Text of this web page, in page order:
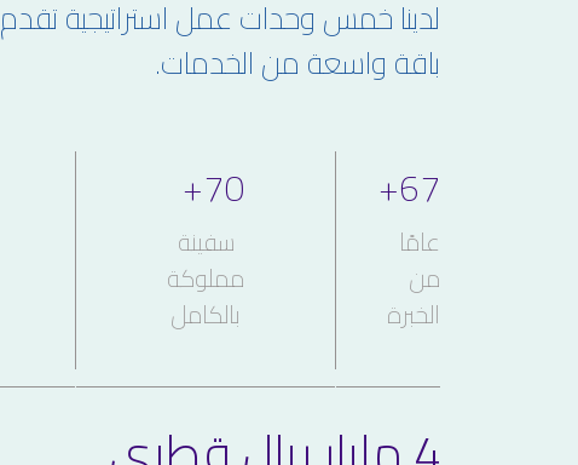
الخدمات البحرية
الاستثمارات العقارية و المالية
لدينا خمس وحدات عمل استراتيجية تقدم
باقة واسعة من الخدمات.
67
+
عامًا
من
الخبرة
70
+
سفينة
مملوكة
بالكامل